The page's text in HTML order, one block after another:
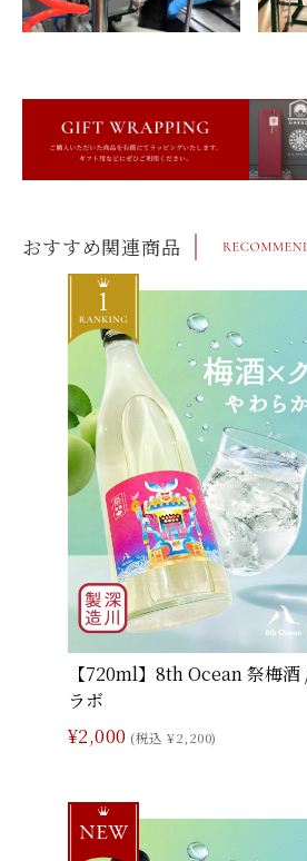
おすすめ関連商品
【720ml】8th Ocean 祭梅
ラボ
¥2,000 (税込 ¥2,200)